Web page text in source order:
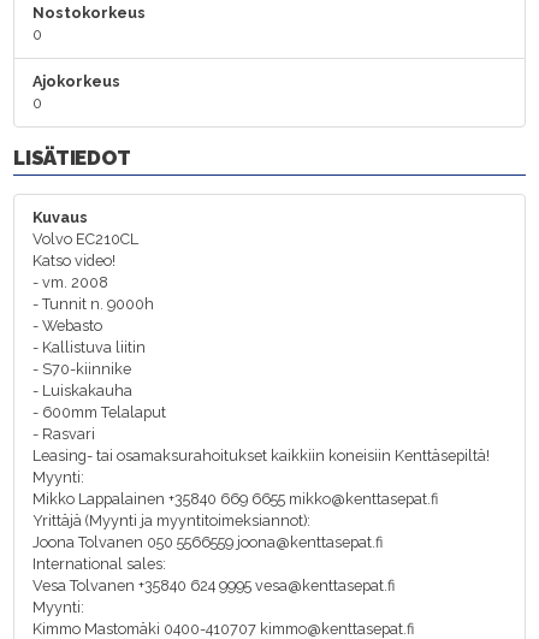
Nostokorkeus
0
Ajokorkeus
0
LISÄTIEDOT
Kuvaus
Volvo EC210CL
Katso video!
- vm. 2008
- Tunnit n. 9000h
- Webasto
- Kallistuva liitin
- S70-kiinnike
- Luiskakauha
- 600mm Telalaput
- Rasvari
Leasing- tai osamaksurahoitukset kaikkiin koneisiin Kenttäsepiltä!
Myynti:
Mikko Lappalainen +35840 669 6655 mikko@kenttasepat.fi
Yrittäjä (Myynti ja myyntitoimeksiannot):
Joona Tolvanen 050 5566559 joona@kenttasepat.fi
International sales:
Vesa Tolvanen +35840 624 9995 vesa@kenttasepat.fi
Myynti:
Kimmo Mastomäki 0400-410707 kimmo@kenttasepat.fi